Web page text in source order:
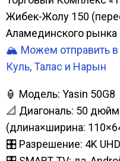
Жибек-Жолу 150
Аламединского рынка
🏔️ Можем отправить
Куль, Талас и Нарын
🏮 Модель: Yasin 50G8
📐 Диагональ: 50
(длина×ширина:
🎛️ Разрешение: 4K UHD